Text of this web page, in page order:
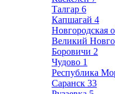
Талгар 6
Капшагай 4
Новгородская
Великий
Боровичи 2
Чудово 1
Республика
Саранск 33